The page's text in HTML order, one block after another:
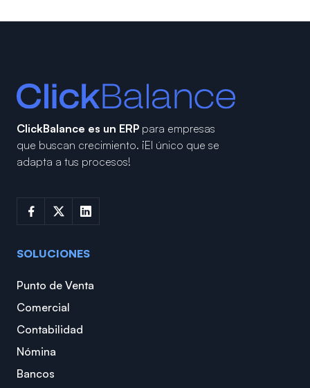
ClickBalance es un ERP para empresas
que buscan crecimiento. ¡El único que se
adapta a tus procesos!
SOLUCIONES
Punto de Venta
Comercial
Contabilidad
Nómina
Bancos